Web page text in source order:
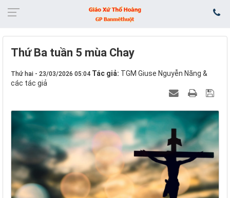
Thứ Ba tuần 5 mùa Chay
Thứ hai - 23/03/2026 05:04 Tác giả: TGM Giuse Nguyễn Năng &
các tác giả